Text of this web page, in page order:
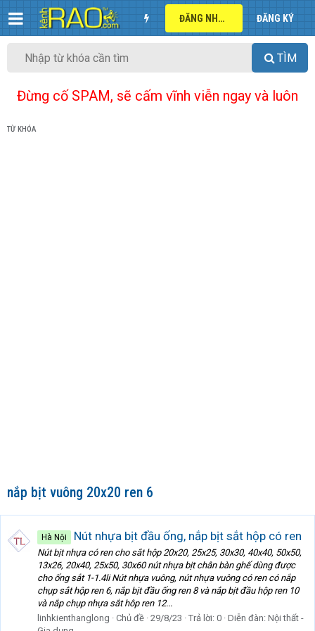
ĐĂNG NHẬP ĐĂNG KÝ
TÌM
Đừng cố SPAM, sẽ cấm vĩnh viễn ngay và luôn
TỪ KHÓA
nắp bịt vuông 20x20 ren 6
Hà Nội Nút nhựa bịt đầu ống, nắp bịt sắt hộp có ren
Nút bịt nhựa có ren cho sắt hộp 20x20, 25x25, 30x30, 40x40, 50x50,
13x26, 20x40, 25x50, 30x60 nút nhựa bịt chân bàn ghế dùng được
cho ống sắt 1-1.4li Nút nhựa vuông, nút nhựa vuông có ren có nắp
chụp sắt hộp ren 6, nắp bịt đầu ống ren 8 và nắp bịt đầu hộp ren 10
và nắp chụp nhựa sắt hôp ren 12...
linhkienthanglong
Chủ đề 29/8/23 Trả lời: 0 Diễn đàn: Nội thất -